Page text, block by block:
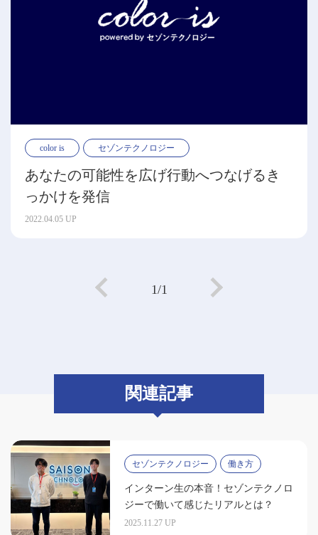
color is セゾンテクノロジー
あなたの可能性を広げ行動へつなげるき
っかけを発信
2022.04.05 UP
1/1
関連記事
セゾンテクノロジー 働き方
インターン生の本音！セゾンテクノロ
ジーで働いて感じたリアルとは？
2025.11.27 UP